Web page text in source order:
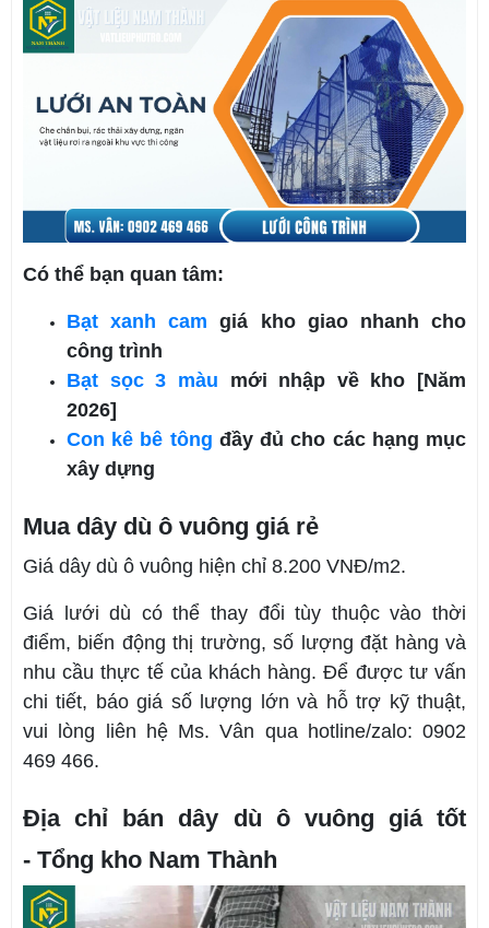
Có thể bạn quan tâm:
Bạt xanh cam giá kho giao nhanh cho
công trình
Bạt sọc 3 màu mới nhập về kho [Năm
2026]
Con kê bê tông đầy đủ cho các hạng mục
xây dựng
Mua dây dù ô vuông giá rẻ
Giá dây dù ô vuông hiện chỉ 8.200 VNĐ/m2.
Giá lưới dù có thể thay đổi tùy thuộc vào thời
điểm, biến động thị trường, số lượng đặt hàng và
nhu cầu thực tế của khách hàng. Để được tư vấn
chi tiết, báo giá số lượng lớn và hỗ trợ kỹ thuật,
vui lòng liên hệ Ms. Vân qua hotline/zalo: 0902
469 466.
Địa chỉ bán dây dù ô vuông giá tốt
- Tổng kho Nam Thành